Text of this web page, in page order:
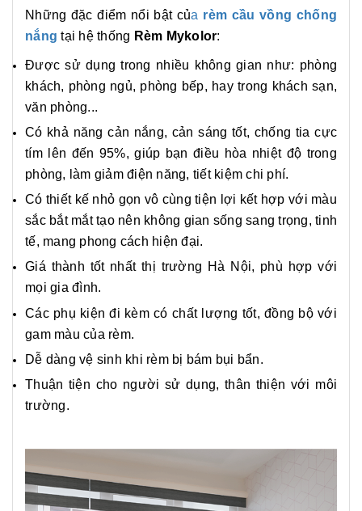
Những đặc điểm nổi bật của rèm cầu vồng chống
nắng tại hệ thống Rèm Mykolor:
Được sử dụng trong nhiều không gian như: phòng
khách, phòng ngủ, phòng bếp, hay trong khách sạn,
văn phòng...
Có khả năng cản nắng, cản sáng tốt, chống tia cực
tím lên đến 95%, giúp bạn điều hòa nhiệt độ trong
phòng, làm giảm điện năng, tiết kiệm chi phí.
Có thiết kế nhỏ gọn vô cùng tiện lợi kết hợp với màu
sắc bắt mắt tạo nên không gian sống sang trọng, tinh
tế, mang phong cách hiện đại.
Giá thành tốt nhất thị trường Hà Nội, phù hợp với
mọi gia đình.
Các phụ kiện đi kèm có chất lượng tốt, đồng bộ với
gam màu của rèm.
Dễ dàng vệ sinh khi rèm bị bám bụi bẩn.
Thuận tiện cho người sử dụng, thân thiện với môi
trường.